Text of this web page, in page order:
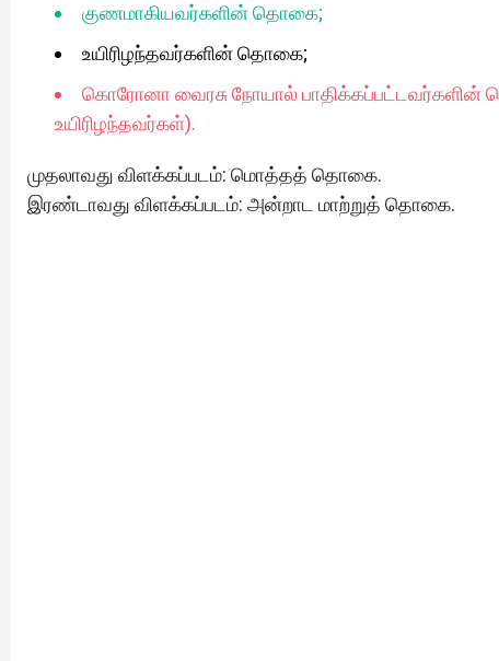
குணமாகியவர்களின் தொகை;
உயிரிழந்தவர்களின் தொகை;
கொரோனா வைரசு நோயால்
உயிரிழந்தவர்கள்).
முதலாவது விளக்கப்படம்: மொத்தத் தொகை.
இரண்டாவது விளக்கப்படம்: அன்றாட மாற்றுத் தொகை.